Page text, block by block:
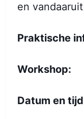
en
Praktische
Workshop:
Datum en